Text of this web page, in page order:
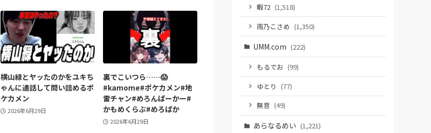
横山緑とヤッたのかをユキち
ゃんに通話して問い詰めるポ
ケカメン
2026年6月29日
裏でこいつら……😱
#kamome#ポケカメン#地
雷チャン#めろんぱーかー#
かもめくらぶ#めろぱか
2026年6月29日
暇72 (1,518)
雨乃こさめ (1,350)
UMM.com (222)
もるでお (99)
ゆとり (77)
無音 (49)
あらなるめい (1,221)